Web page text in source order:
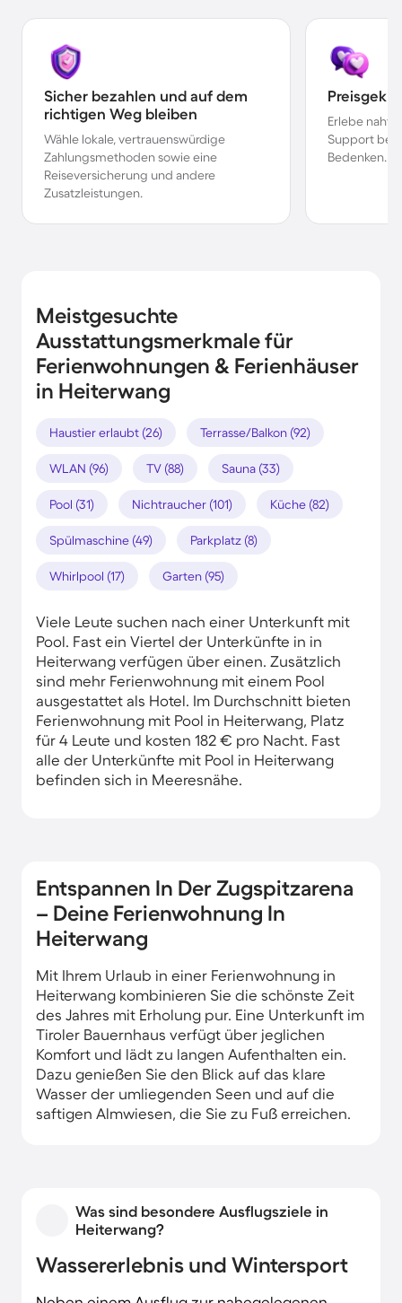
Sicher bezahlen und auf dem
richtigen Weg bleiben
Wähle lokale, vertrauenswürdige
Zahlungsmethoden sowie eine
Reiseversicherung und andere
Zusatzleistungen.
Erlebe
Support bei
Bedenken.
Meistgesuchte
Ausstattungsmerkmale für
Ferienwohnungen & Ferienhäuser
in Heiterwang
Haustier erlaubt (26) Terrasse/Balkon (92)
WLAN (96) TV (88) Sauna (33)
Pool (31) Nichtraucher (101) Küche (82)
Spülmaschine (49) Parkplatz (8)
Whirlpool (17) Garten (95)
Viele Leute suchen nach einer Unterkunft mit
Pool. Fast ein Viertel der Unterkünfte in in
Heiterwang verfügen über einen. Zusätzlich
sind mehr Ferienwohnung mit einem Pool
ausgestattet als Hotel. Im Durchschnitt bieten
Ferienwohnung mit Pool in Heiterwang, Platz
für 4 Leute und kosten 182 € pro Nacht. Fast
alle der Unterkünfte mit Pool in Heiterwang
befinden sich in Meeresnähe.
Entspannen In Der Zugspitzarena
– Deine Ferienwohnung In
Heiterwang
Mit Ihrem Urlaub in einer Ferienwohnung in
Heiterwang kombinieren Sie die schönste Zeit
des Jahres mit Erholung pur. Eine Unterkunft im
Tiroler Bauernhaus verfügt über jeglichen
Komfort und lädt zu langen Aufenthalten ein.
Dazu genießen Sie den Blick auf das klare
Wasser der umliegenden Seen und auf die
saftigen Almwiesen, die Sie zu Fuß erreichen.
Was sind besondere Ausflugsziele in
Heiterwang?
Wassererlebnis und Wintersport